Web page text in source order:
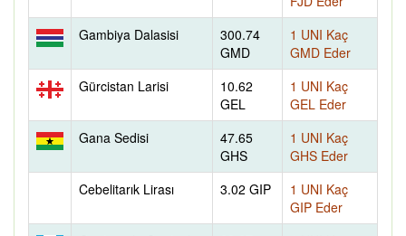
Gambiya Dalasisi
300.74
GMD
1 UNI Kaç
GMD Eder
Gürcistan Larisi
10.62
GEL
1 UNI Kaç
GEL Eder
Gana Sedisi
47.65
GHS
1 UNI Kaç
GHS Eder
Cebelitarık Lirası
3.02 GIP
1 UNI Kaç
GIP Eder